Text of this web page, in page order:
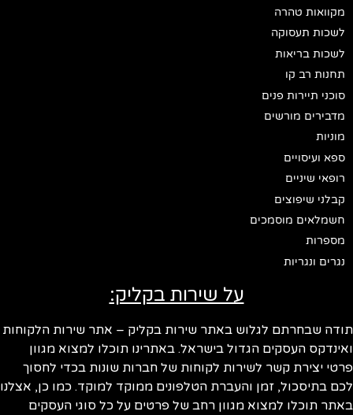
מקוואות טהרה
לשכות תעסוקה
לשכות בריאות
תחנות רב קו
סוכני תיירות פנים
מדבירים מורשים
מוניות
ספא ועיסויים
רופאי שיניים
קבלני שיפוצים
חשמלאים מוסמכים
מספרות
נגרים ונגריות
על שירות בקליק:
שבחרתם לגלוש באתר שירות בקליק – אתר שירות הלקוחות
העסקים הגדול בישראל. באתרינו תוכלו למצוא מגוון
יצירת קשר לשירות לקוחות של חברות שונות בכדי לחסוך
בתיסכול, זמן והעברת הטלפונים ממוקד למוקד. כמו כן, אצלנו
תוכלו למצוא מגוון רחב של פרטים על כל סוגי העסקים